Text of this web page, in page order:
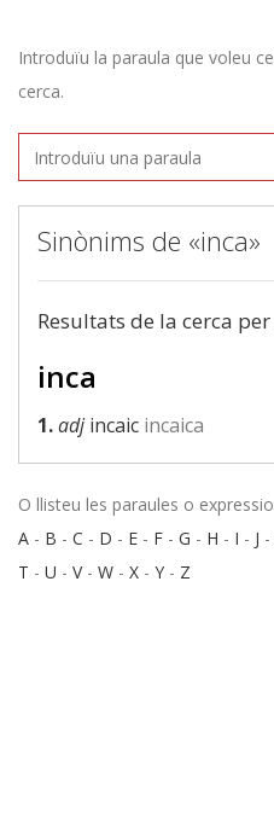
Introduïu la paraula que voleu
cerca.
Sinònims de «inca»
Resultats de la cerca per
inca
1.adjincaic incaica
O llisteu les paraules o
A - B - C - D - E - F - G - H - I - J -
T - U - V- W - X - Y - Z